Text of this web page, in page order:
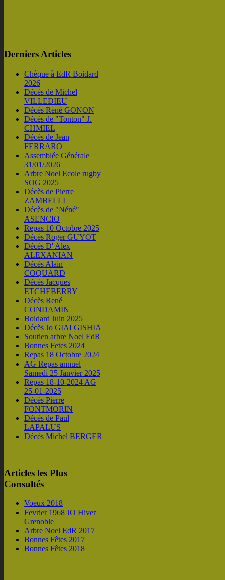
Derniers Articles
Chèque à EdR Boidard
2026
Décès de Michel
VILLEDIEU
Décès René GONON
Décès de "Tonton" J.
CHMIEL
Décès de Jean
FERRARO
Assemblée Générale
31/01/2026
Arbre Noel Ecole rugby
SOG 2025
Décès de Pierre
ZAMBELLI
Décès de "Néné"
ASENCIO
Repas 10 Octobre 2025
Décès Roger GUYOT
Décès D' Alex
ALEXANIAN
Décès Alain
COQUARD
Décès Jacques
ETCHEBERRY
Décès René
CONDAMIN
Boidard Juin 2025
Décès Jo GIAI GISHIA
Soutien arbre Noel EdR
Bonnes Fetes 2024
Repas 18 Octobre 2024
AG Repas annuel
Samedi 25 Janvier 2025
Repas 18-10-2024 AG
25-01-2025
Décès Pierre
FONTMORIN
Décès de Paul
LAPALUS
Décès Michel BERGER
Articles les Plus
Consultés
Voeux 2018
Fevrier 1968 JO Hiver
Grenoble
Arbre Noel EdR 2017
Bonnes Fêtes 2017
Bonnes Fêtes 2018